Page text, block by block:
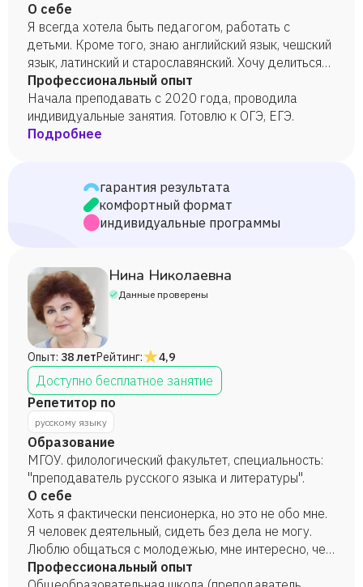
О себе
Я всегда хотела быть педагогом, работать с
детьми. Кроме того, знаю английский язык, чешский
язык, латинский и старославянский. Хочу делиться
своими знаниями с учениками.
Профессиональный опыт
Начала преподавать с 2020 года, проводила
индивидуальные занятия. Готовлю к ОГЭ, ЕГЭ.
Подробнее
гарантия результата
комфортный формат
индивидуальные программы
Нина Николаевна
Данные проверены
Опыт: 38 летРейтинг: 4,9
Доступно бесплатное занятие
Репетитор по
русскому языку
Образование
МГОУ. филологический факультет, специальность:
"преподаватель русского языка и литературы".
О себе
Хоть я фактически пенсионерка, но это не обо мне.
Я человек деятельный, сидеть без дела не могу.
Люблю общаться с молодежью, мне интересно, чем
они увлекаются, о чем думают, чего хотят, а они
Профессиональный опыт